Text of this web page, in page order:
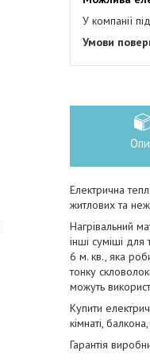
У компанії
Електрична
житлових та
Нагрівальний
інші суміші для
6 м. кв., яка
тонку
можуть
Купити
кімнаті,
Гарантія